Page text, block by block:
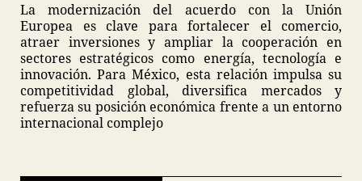
La modernización del acuerdo con la Unión
Europea es clave para fortalecer el comercio,
atraer inversiones y ampliar la cooperación en
sectores estratégicos como energía, tecnología e
innovación. Para México, esta relación impulsa su
competitividad global, diversifica mercados y
refuerza su posición económica frente a un entorno
internacional complejo